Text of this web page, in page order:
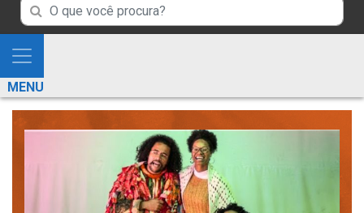
Campo
de
Busca
de
informações
Campo
de
de
informações
Mostra
e
Esconde
Menu
MENU